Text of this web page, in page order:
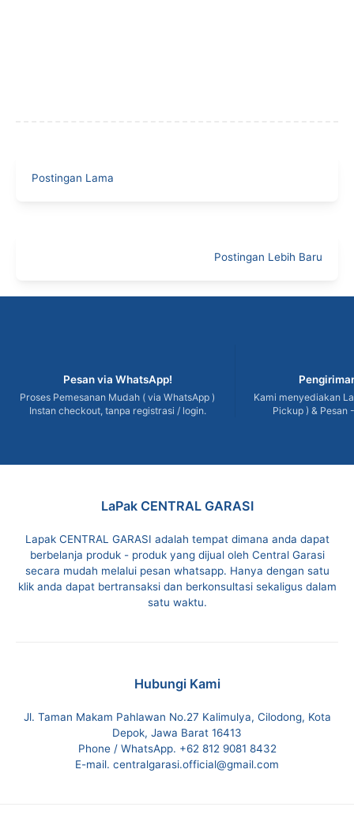
Postingan Lama
Postingan Lebih Baru
Pesan via WhatsApp!
Proses Pemesanan Mudah ( via WhatsApp )
Instan checkout, tanpa registrasi / login.
Kami menyediakan
Pickup ) & Pesan
LaPak CENTRAL GARASI
Lapak CENTRAL GARASI adalah tempat dimana anda dapat
berbelanja produk - produk yang dijual oleh Central Garasi
secara mudah melalui pesan whatsapp. Hanya dengan satu
klik anda dapat bertransaksi dan berkonsultasi sekaligus dalam
satu waktu.
Hubungi Kami
Jl. Taman Makam Pahlawan No.27 Kalimulya, Cilodong, Kota
Depok, Jawa Barat 16413
Phone / WhatsApp. +62 812 9081 8432
E-mail. centralgarasi.official@gmail.com